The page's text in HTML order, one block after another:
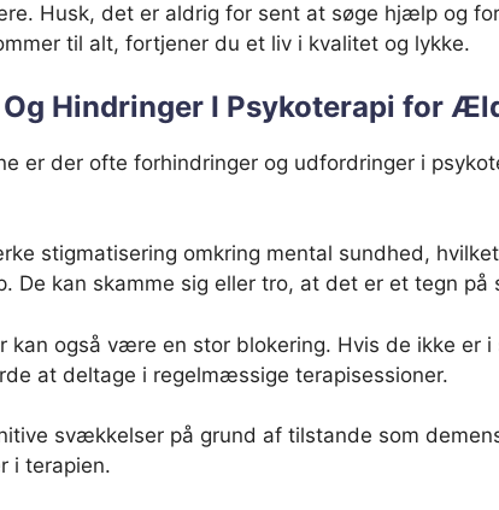
Husk, det er aldrig for sent at søge hjælp og
til alt, fortjener du et liv i kvalitet og lykke.
Hindringer I Psykoterapi for
er der ofte forhindringer og udfordringer i
stigmatisering omkring mental sundhed,
De kan skamme sig eller tro, at det er et tegn på
kan også være en stor blokering. Hvis de ikke er
at deltage i regelmæssige terapisessioner.
svækkelser på grund af tilstande som
i terapien.